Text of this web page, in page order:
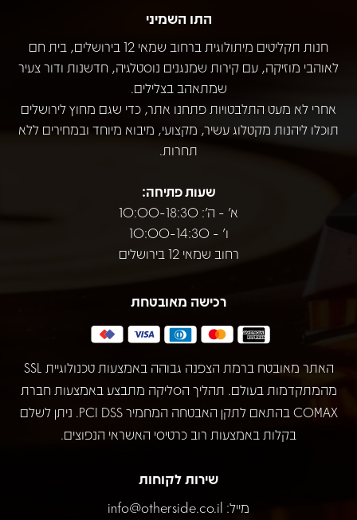
התו השמיני
חנות תקליטים מיתולוגית ברחוב שמאי 12 בירושלים, בית חם
לאוהבי מוזיקה, עם קירות שמנגנים נוסטלגיה, חדשנות ודור צעיר
שמתאהב בצלילים.
אחרי לא מעט התלבטויות פתחנו אתר, כדי שגם מחוץ לירושלים
תוכלו ליהנות מקטלוג עשיר, מקצועי, מיבוא מיוחד ובמחירים ללא
תחרות.
שעות פתיחה:
א' - ה': 10:00-18:30
ו' - 10:00-14:30
רחוב שמאי 12 בירושלים
רכישה מאובטחת
האתר מאובטח ברמת הצפנה גבוהה באמצעות טכנולוגיית SSL
מהמתקדמות בעולם. תהליך הסליקה מתבצע באמצעות חברת
COMAX בהתאם לתקן האבטחה המחמיר PCI DSS. ניתן לשלם
בקלות באמצעות רוב כרטיסי האשראי הנפוצים.
שירות לקוחות
מייל: info@otherside.co.il